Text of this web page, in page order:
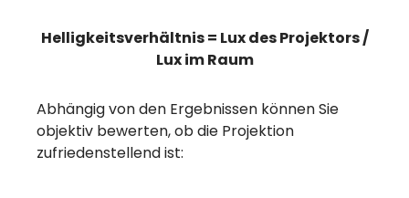
Helligkeitsverhältnis = Lux des Projektors /
Lux im Raum
Abhängig von den Ergebnissen können Sie
objektiv bewerten, ob die Projektion
zufriedenstellend ist: